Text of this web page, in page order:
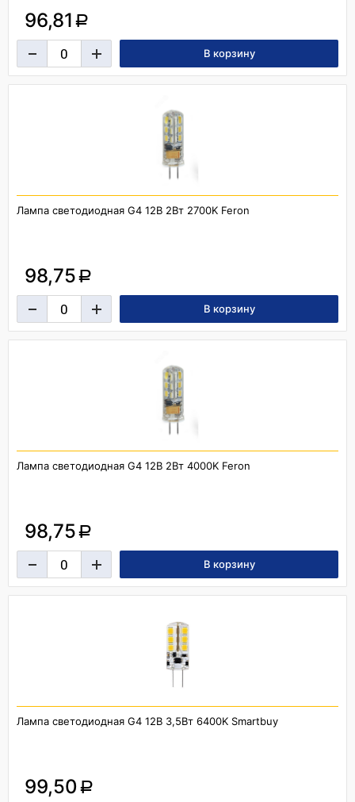
96,81 a
Лампа светодиодная G4 12В 2Вт 2700K Feron
98,75 a
Лампа светодиодная G4 12В 2Вт 4000K Feron
98,75 a
Лампа светодиодная G4 12В 3,5Вт 6400K Smartbuy
99,50 a